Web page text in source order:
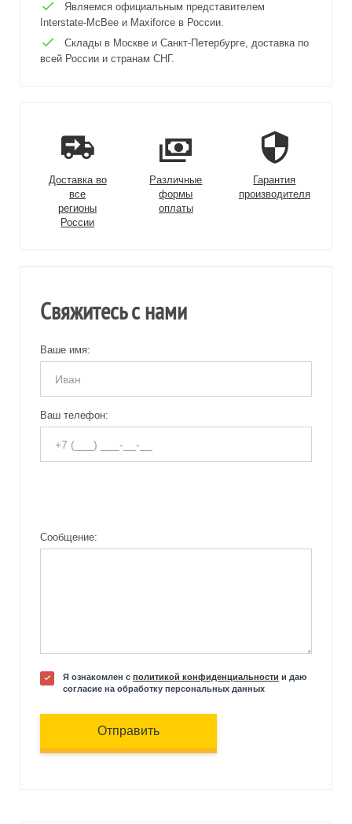
Являемся официальным представителем
Interstate-McBee и Maxiforce в России.
Склады в Москве и Санкт-Петербурге, доставка по
всей России и странам СНГ.
Доставка во
все
регионы
России
Различные
формы
оплаты
Гарантия
производителя
Свяжитесь с нами
Ваше имя:
Ваш телефон:
Сообщение:
Я ознакомлен с политикой конфиденциальности и даю
согласие на обработку персональных данных
Отправить